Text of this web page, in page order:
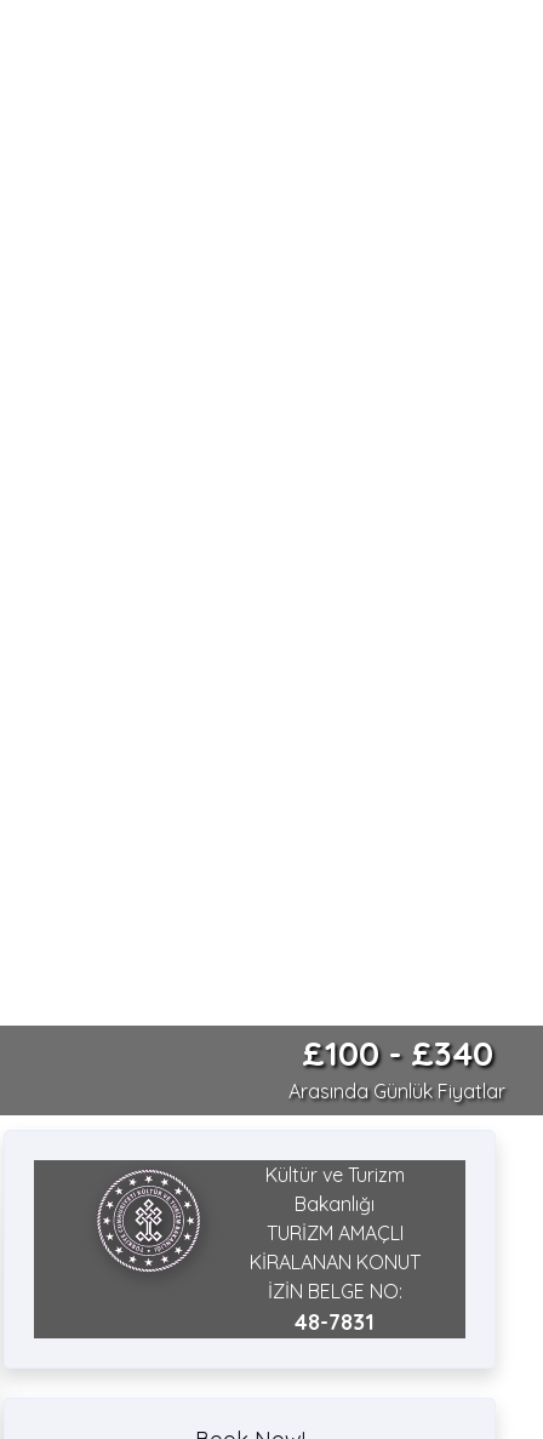
£100 - £340
Arasında Günlük Fiyatlar
Kültür ve Turizm
Bakanlığı
TURİZM AMAÇLI
KİRALANAN KONUT
İZİN BELGE NO:
48-7831